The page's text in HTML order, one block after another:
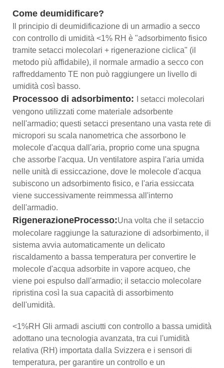
Come deumidificare?
Il principio di deumidificazione di un armadio a secco
con controllo di umidità <1% RH è "adsorbimento fisico
tramite setacci molecolari + rigenerazione ciclica" (il
metodo più affidabile), il normale armadio a secco con
raffreddamento TE non può raggiungere un livello di
umidità così basso.
Processoo di adsorbimento:
I setacci molecolari
vengono utilizzati come materiale adsorbente
nell'armadio; questi setacci presentano una vasta rete di
micropori su scala nanometrica che assorbono le
molecole d'acqua dall'aria, proprio come una spugna
che assorbe l'acqua. Un ventilatore aspira l'aria umida
nelle unità di essiccazione, dove le molecole d'acqua
subiscono un adsorbimento fisico, e l'aria essiccata
viene successivamente reimmessa all'interno
dell'armadio.
RigenerazioneProcesso:Una volta che il setaccio
molecolare raggiunge la saturazione di adsorbimento, il
sistema avvia automaticamente un delicato
riscaldamento a bassa temperatura per convertire le
molecole d'acqua adsorbite in vapore acqueo, che
viene poi espulso dall'armadio; il setaccio molecolare
ripristina così la sua capacità di assorbimento
dell'umidità.
<1%RH Gli armadi asciutti con controllo a bassa umidità
adottano una tecnologia avanzata, tra cui l'umidità
relativa (RH) importata dalla Svizzera e i sensori di
temperatura, per garantire un controllo e un